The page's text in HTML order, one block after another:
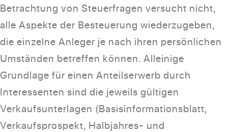
Betrachtung von Steuerfragen versucht nicht,
alle Aspekte der Besteuerung wiederzugeben,
die einzelne Anleger je nach ihren persönlichen
Umständen betreffen können. Alleinige
Grundlage für einen Anteilserwerb durch
Interessenten sind die jeweils gültigen
Verkaufsunterlagen (Basisinformationsblatt,
Verkaufsprospekt, Halbjahres- und